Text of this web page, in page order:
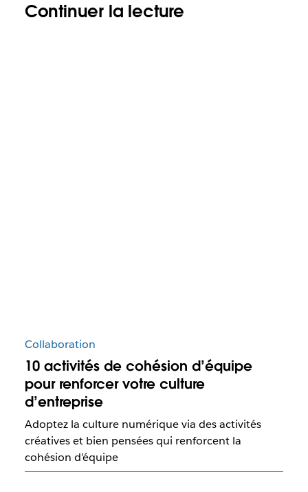
Continuer la lecture
Collaboration
10 activités de cohésion d’équipe
pour renforcer votre culture
d’entreprise
Adoptez la culture numérique via des activités
créatives et bien pensées qui renforcent la
cohésion d’équipe